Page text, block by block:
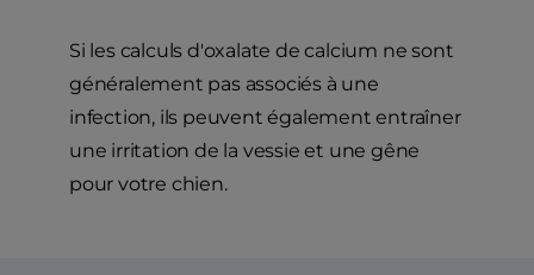
Si les calculs d'oxalate de calcium ne sont
généralement pas associés à une
infection, ils peuvent également entraîner
une irritation de la vessie et une gêne
pour votre chien.